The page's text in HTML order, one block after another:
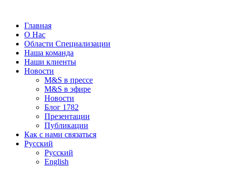
Главная
О Нас
Области Специализации
Наша команда
Наши клиенты
Новости
M&S в прессе
M&S в эфире
Новости
Блог 1782
Презентации
Публикации
Как с нами связаться
Русский
Русский
English